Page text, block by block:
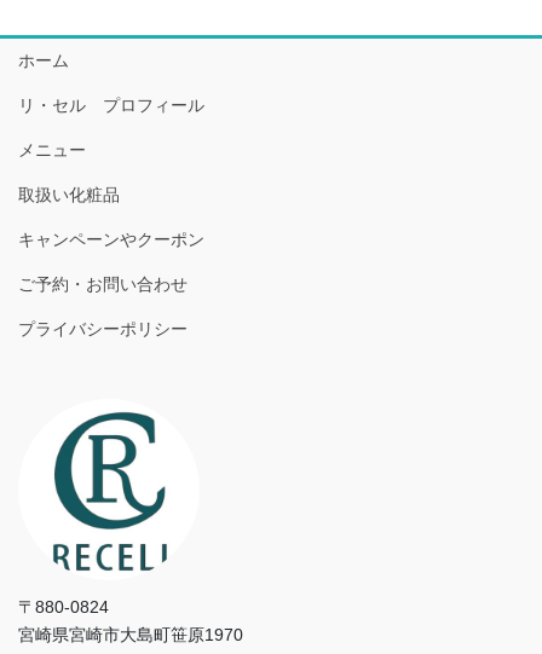
ホーム
リ・セル プロフィール
メニュー
取扱い化粧品
キャンペーンやクーポン
ご予約・お問い合わせ
プライバシーポリシー
〒880-0824
宮崎県宮崎市大島町笹原1970